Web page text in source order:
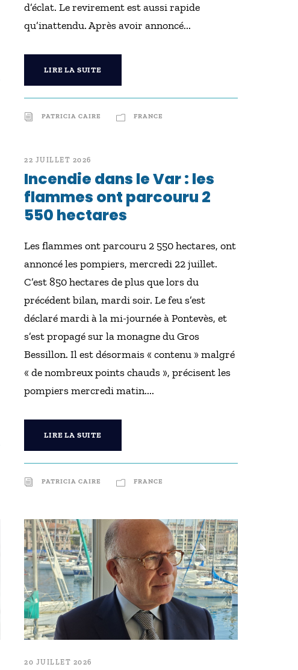
d’éclat. Le revirement est aussi rapide
qu’inattendu. Après avoir annoncé...
LIRE LA SUITE
PATRICIA CAIRE FRANCE
22 JUILLET 2026
Incendie dans le Var : les
flammes ont parcouru 2
550 hectares
Les flammes ont parcouru 2 550 hectares, ont
annoncé les pompiers, mercredi 22 juillet.
C’est 850 hectares de plus que lors du
précédent bilan, mardi soir. Le feu s’est
déclaré mardi à la mi-journée à Pontevès, et
s’est propagé sur la monagne du Gros
Bessillon. Il est désormais « contenu » malgré
« de nombreux points chauds », précisent les
pompiers mercredi matin....
LIRE LA SUITE
PATRICIA CAIRE FRANCE
20 JUILLET 2026